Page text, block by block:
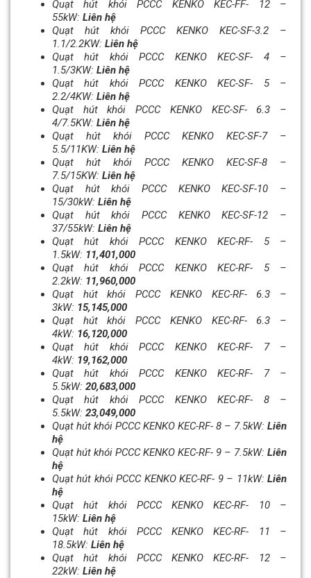
Quạt hút khói PCCC KENKO KEC-FF- 12 –
55kW: Liên hệ
Quạt hút khói PCCC KENKO KEC-SF-3.2 –
1.1/2.2KW: Liên hệ
Quạt hút khói PCCC KENKO KEC-SF- 4 –
1.5/3KW: Liên hệ
Quạt hút khói PCCC KENKO KEC-SF- 5 –
2.2/4KW: Liên hệ
Quạt hút khói PCCC KENKO KEC-SF- 6.3 –
4/7.5KW: Liên hệ
Quạt hút khói PCCC KENKO KEC-SF-7 –
5.5/11KW: Liên hệ
Quạt hút khói PCCC KENKO KEC-SF-8 –
7.5/15KW: Liên hệ
Quạt hút khói PCCC KENKO KEC-SF-10 –
15/30kW: Liên hệ
Quạt hút khói PCCC KENKO KEC-SF-12 –
37/55kW: Liên hệ
Quạt hút khói PCCC KENKO KEC-RF- 5 –
1.5kW: 11,401,000
Quạt hút khói PCCC KENKO KEC-RF- 5 –
2.2kW: 11,960,000
Quạt hút khói PCCC KENKO KEC-RF- 6.3 –
3kW: 15,145,000
Quạt hút khói PCCC KENKO KEC-RF- 6.3 –
4kW: 16,120,000
Quạt hút khói PCCC KENKO KEC-RF- 7 –
4kW: 19,162,000
Quạt hút khói PCCC KENKO KEC-RF- 7 –
5.5kW: 20,683,000
Quạt hút khói PCCC KENKO KEC-RF- 8 –
5.5kW: 23,049,000
Quạt hút khói PCCC KENKO KEC-RF- 8 – 7.5kW: Liên
hệ
Quạt hút khói PCCC KENKO KEC-RF- 9 – 7.5kW: Liên
hệ
Quạt hút khói PCCC KENKO KEC-RF- 9 – 11kW: Liên
hệ
Quạt hút khói PCCC KENKO KEC-RF- 10 –
15kW: Liên hệ
Quạt hút khói PCCC KENKO KEC-RF- 11 –
18.5kW: Liên hệ
Quạt hút khói PCCC KENKO KEC-RF- 12 –
22kW: Liên hệ